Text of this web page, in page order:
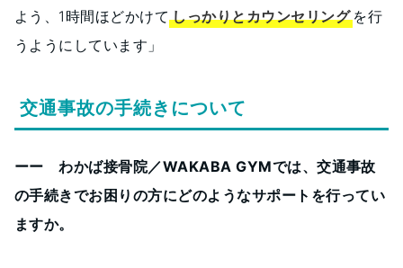
よう、1時間ほどかけてしっかりとカウンセリング を行
うようにしています」
交通事故の手続きについて
ーー わかば接骨院／WAKABA GYMでは、交通事故
の手続きでお困りの方にどのようなサポートを行ってい
ますか。